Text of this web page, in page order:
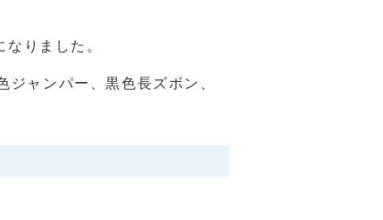
りました。
ャンパー、黒色長ズボン、